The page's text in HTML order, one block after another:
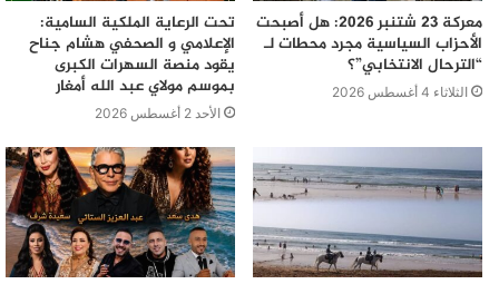
معركة 23 شتنبر 2026: هل أصبحت
الأحزاب السياسية مجرد محطات لـ
“الترحال الانتخابي”؟
الثلاثاء 4 أغسطس 2026
تحت الرعاية الملكية السامية:
الإعلامي و الصحفي هشام جناح
يقود منصة السهرات الكبرى
بموسم مولاي عبد الله أمغار
الأحد 2 أغسطس 2026